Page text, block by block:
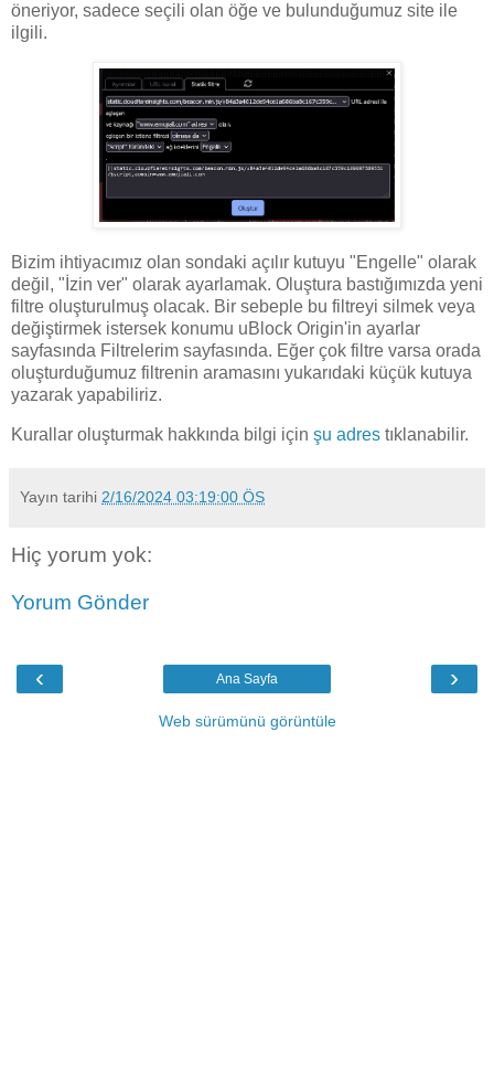
öneriyor, sadece seçili olan öğe ve bulunduğumuz site ile
ilgili.
Bizim ihtiyacımız olan sondaki açılır kutuyu "Engelle" olarak
değil, "İzin ver" olarak ayarlamak. Oluştura bastığımızda yeni
filtre oluşturulmuş olacak. Bir sebeple bu filtreyi silmek veya
değiştirmek istersek konumu uBlock Origin'in ayarlar
sayfasında Filtrelerim sayfasında. Eğer çok filtre varsa orada
oluşturduğumuz filtrenin aramasını yukarıdaki küçük kutuya
yazarak yapabiliriz.
Kurallar oluşturmak hakkında bilgi için şu adres tıklanabilir.
Yayın tarihi 2/16/2024 03:19:00 ÖS
Hiç yorum yok:
Yorum Gönder
‹ ›
Ana Sayfa
Web sürümünü görüntüle